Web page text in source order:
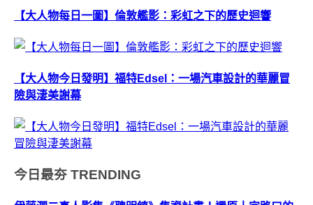
【大人物每日一圖】倫敦艦影：彩虹之下的歷史迴響
【大人物今日發明】福特Edsel：一場汽車設計的華麗冒
險與淒美謝幕
今日最夯 TRENDING